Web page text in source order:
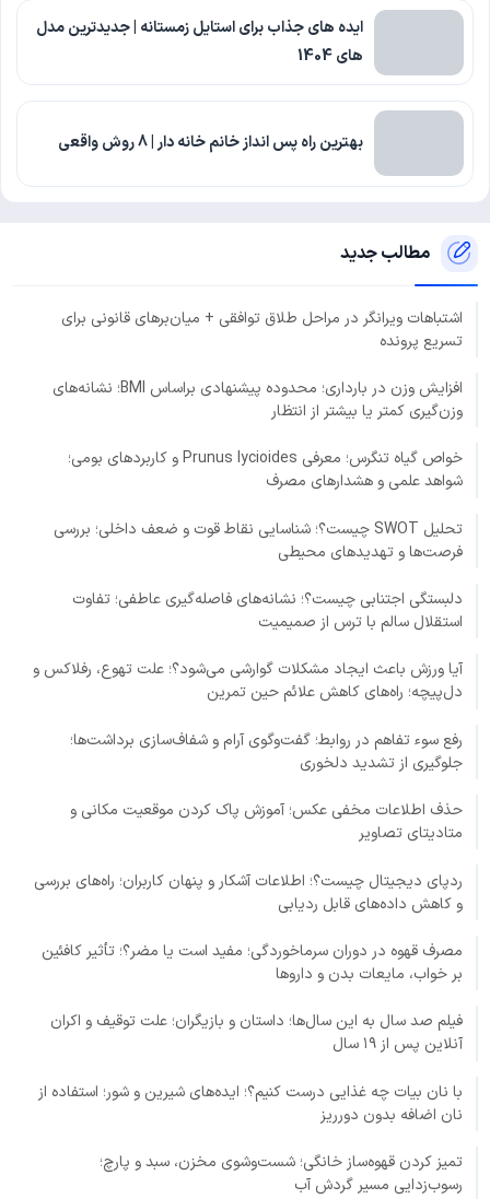
ایده های جذاب برای استایل زمستانه | جدیدترین مدل
های 1404
بهترین راه پس انداز خانم خانه دار | 8 روش واقعی
مطالب جدید
اشتباهات ویرانگر در مراحل طلاق توافقی + میان‌برهای قانونی برای
تسریع پرونده
افزایش وزن در بارداری؛ محدوده پیشنهادی براساس BMI؛ نشانه‌های
وزن‌گیری کمتر یا بیشتر از انتظار
خواص گیاه تنگرس؛ معرفی Prunus lycioides و کاربردهای بومی؛
شواهد علمی و هشدارهای مصرف
تحلیل SWOT چیست؟؛ شناسایی نقاط قوت و ضعف داخلی؛ بررسی
فرصت‌ها و تهدیدهای محیطی
دلبستگی اجتنابی چیست؟؛ نشانه‌های فاصله‌گیری عاطفی؛ تفاوت
استقلال سالم با ترس از صمیمیت
آیا ورزش باعث ایجاد مشکلات گوارشی می‌شود؟؛ علت تهوع، رفلاکس و
دل‌پیچه؛ راه‌های کاهش علائم حین تمرین
رفع سوء تفاهم در روابط؛ گفت‌وگوی آرام و شفاف‌سازی برداشت‌ها؛
جلوگیری از تشدید دلخوری
حذف اطلاعات مخفی عکس؛ آموزش پاک کردن موقعیت مکانی و
متادیتای تصاویر
ردپای دیجیتال چیست؟؛ اطلاعات آشکار و پنهان کاربران؛ راه‌های بررسی
و کاهش داده‌های قابل ردیابی
مصرف قهوه در دوران سرماخوردگی؛ مفید است یا مضر؟؛ تأثیر کافئین
بر خواب، مایعات بدن و داروها
فیلم صد سال به این سال‌ها؛ داستان و بازیگران؛ علت توقیف و اکران
آنلاین پس از ۱۹ سال
با نان بیات چه غذایی درست کنیم؟؛ ایده‌های شیرین و شور؛ استفاده از
نان اضافه بدون دورریز
تمیز کردن قهوه‌ساز خانگی؛ شست‌وشوی مخزن، سبد و پارچ؛
رسوب‌زدایی مسیر گردش آب